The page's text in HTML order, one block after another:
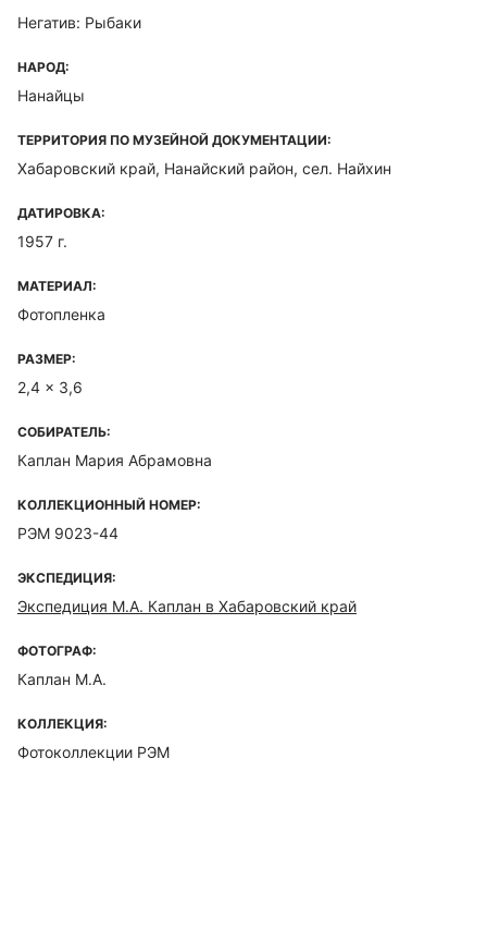
Негатив: Рыбаки
НАРОД:
Нанайцы
ТЕРРИТОРИЯ ПО МУЗЕЙНОЙ ДОКУМЕНТАЦИИ:
Хабаровский край, Нанайский район, сел. Найхин
ДАТИРОВКА:
1957 г.
МАТЕРИАЛ:
Фотопленка
РАЗМЕР:
2,4 x 3,6
СОБИРАТЕЛЬ:
Каплан Мария Абрамовна
КОЛЛЕКЦИОННЫЙ НОМЕР:
РЭМ 9023-44
ЭКСПЕДИЦИЯ:
Экспедиция М.А. Каплан в Хабаровский край
ФОТОГРАФ:
Каплан М.А.
КОЛЛЕКЦИЯ:
Фотоколлекции РЭМ